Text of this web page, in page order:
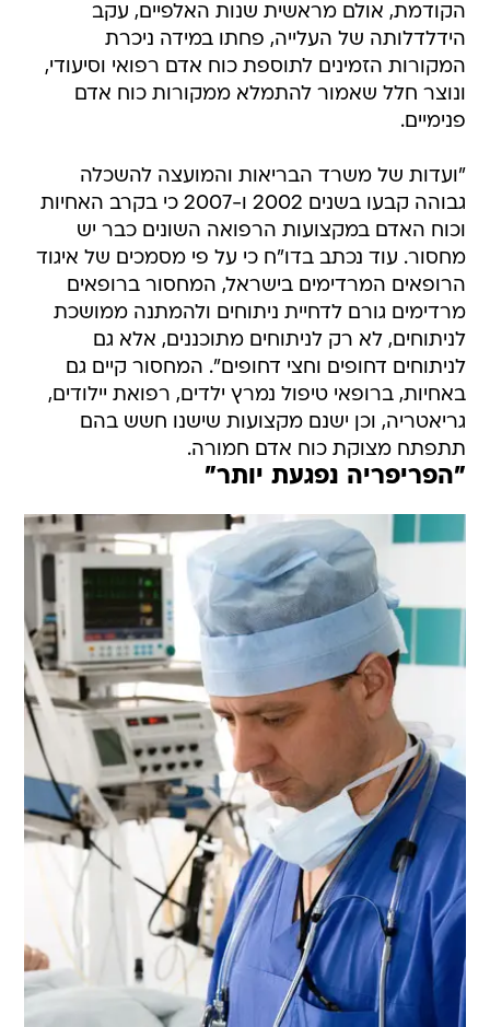
הקודמת, אולם מראשית שנות האלפיים, עקב
הידלדלותה של העלייה, פחתו במידה ניכרת
המקורות הזמינים לתוספת כוח אדם רפואי וסיעודי,
ונוצר חלל שאמור להתמלא ממקורות כוח אדם
פנימיים.
"ועדות של משרד הבריאות והמועצה להשכלה
גבוהה קבעו בשנים 2002 ו-2007 כי בקרב האחיות
וכוח האדם במקצועות הרפואה השונים כבר יש
מחסור. עוד נכתב בדו"ח כי על פי מסמכים של איגוד
הרופאים המרדימים בישראל, המחסור ברופאים
מרדימים גורם לדחיית ניתוחים ולהמתנה ממושכת
לניתוחים, לא רק לניתוחים מתוכננים, אלא גם
לניתוחים דחופים וחצי דחופים". המחסור קיים גם
באחיות, ברופאי טיפול נמרץ ילדים, רפואת יילודים,
גריאטריה, וכן ישנם מקצועות שישנו חשש בהם
תתפתח מצוקת כוח אדם חמורה.
"הפריפריה נפגעת יותר"